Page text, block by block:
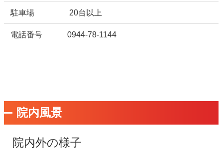
駐車場 20台以上
電話番号 0944-78-1144
院内風景
院内外の様子